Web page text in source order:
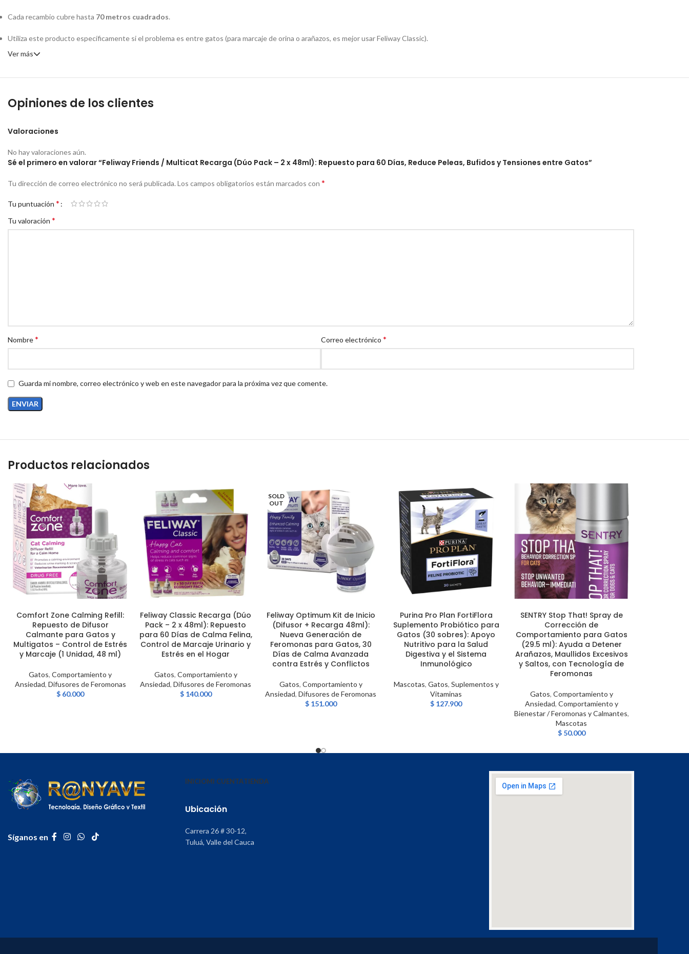
Cada recambio cubre hasta 70 metros cuadrados.
Utiliza este producto específicamente si el problema es entre gatos (para marcaje de orina o arañazos, es mejor usar Feliway Classic).
Ver más
Opiniones de los clientes
Valoraciones
No hay valoraciones aún.
Sé el primero en valorar “Feliway Friends / Multicat Recarga (Dúo Pack – 2 x 48ml): Repuesto para 60 Días, Reduce Peleas, Bufidos y Tensiones entre Gatos”
Tu dirección de correo electrónico no será publicada. Los campos obligatorios están marcados con *
Tu puntuación *
Tu valoración *
Nombre* Correo electrónico *
Guarda mi nombre, correo electrónico y web en este navegador para la próxima vez que comente.
Productos relacionados
AÑADIR AL CARRITO
Comfort Zone Calming Refill:
Repuesto de Difusor
Calmante para Gatos y
Multigatos – Control de Estrés
y Marcaje (1 Unidad, 48 ml)
Gatos,Comportamiento y
Ansiedad, Difusores de Feromonas
$ 60.000
AÑADIR AL CARRITO
Feliway Classic Recarga (Dúo
Pack – 2 x 48ml): Repuesto
para 60 Días de Calma Felina,
Control de Marcaje Urinario y
Estrés en el Hogar
Gatos, Comportamiento y
Ansiedad,Difusores de Feromonas
$140.000
SOLD
OUT
LEER MÁS
Feliway Optimum Kit de Inicio
(Difusor + Recarga 48ml):
Nueva Generación de
Feromonas para Gatos, 30
Días de Calma Avanzada
contra Estrés y Conflictos
Gatos, Comportamiento y
Ansiedad,Difusores de Feromonas
$151.000
AÑADIR AL CARRITO
Purina Pro Plan FortiFlora
Suplemento Probiótico para
Gatos (30 sobres): Apoyo
Nutritivo para la Salud
Digestiva y el Sistema
Inmunológico
Mascotas, Gatos, Suplementos y
Vitaminas
$ 127.900
AÑADIR AL CARRITO
SENTRY Stop That! Spray de
Corrección de
Comportamiento para Gatos
(29.5 ml): Ayuda a Detener
Arañazos, Maullidos Excesivos
y Saltos, con Tecnología de
Feromonas
Gatos, Comportamiento y
Ansiedad, Comportamiento y
Bienestar / Feromonas y Calmantes,
Mascotas
$50.000
Síganos en
INICIOMI CUENTATIENDA
Ubicación
Carrera 26 # 30-12,
Tuluá, Valle del Cauca